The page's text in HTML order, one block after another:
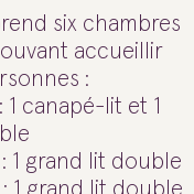
six chambres
accueillir
:
1 canapé-lit et 1
1 grand lit double
1 grand lit double